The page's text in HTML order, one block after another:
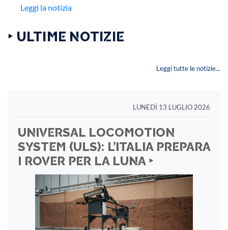
Leggi la notizia
‣ ULTIME NOTIZIE
Leggi tutte le notizie...
LUNEDÌ 13 LUGLIO 2026
UNIVERSAL LOCOMOTION
SYSTEM (ULS): L’ITALIA PREPARA
I ROVER PER LA LUNA ‣